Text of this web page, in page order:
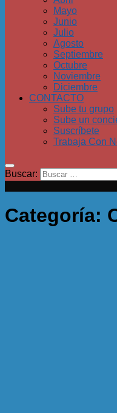
Mayo
Junio
Julio
Agosto
Septiembre
Octubre
Noviembre
Diciembre
CONTACTO
Sube tu grupo
Sube un
Suscríbete
Trabaja Con
Buscar:
Categoría: